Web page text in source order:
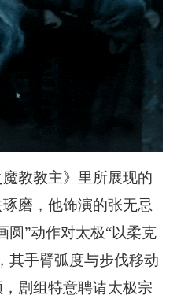
教教主》里所展现的
磨，他饰演的张无忌
圆”动作对太极“以柔克
其手臂弧度与步伐移动
剧组特意聘请太极宗